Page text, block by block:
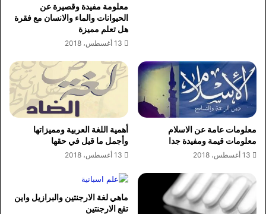
معلومة مفيدة وقصيرة عن
الحيوانات والماء والانسان مع فقرة
هل تعلم مميزة
13 أغسطس، 2018
معلومات عامة عن الاسلام
معلومات قيمة ومفيدة جدا
13 أغسطس، 2018
أهمية اللغة العربية ومميزاتها
وأجمل ما قيل في حقها
13 أغسطس، 2018
ماهي لغة الارجنتين والبرازيل واين
تقع الارجنتين